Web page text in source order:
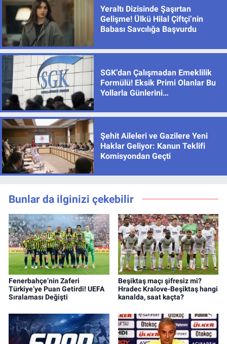
Yeraltı Dizisinde Şaşırtan
Gelişme! Ülkü Hilal Çiftçi’nin
Babası Savcılığa Başvurdu
SGK’dan Çalışmadan Emeklilik
Formülü! Eksik Primi Olanlar Bu
Yollarla Günlerini
Şehit Aileleri ve Gazilere Yeni
Haklar Geliyor: Kanun Teklifi
Komisyondan Geçti
Bunlar da ilginizi çekebilir
Fenerbahçe’nin Zaferi
Türkiye’ye Puan Getirdi! UEFA
Sıralaması Değişti
Beşiktaş maçı şifresiz mi?
Hradec Kralove-Beşiktaş hangi
kanalda, saat kaçta?